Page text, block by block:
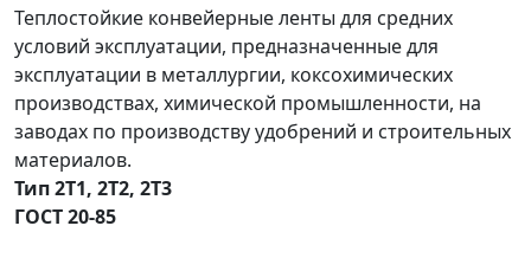
Теплостойкие конвейерные ленты для средних
условий эксплуатации, предназначенные для
эксплуатации в металлургии, коксохимических
производствах, химической промышленности, на
заводах по производству удобрений и строительных
материалов.
Тип 2Т1, 2Т2, 2Т3
ГОСТ 20-85